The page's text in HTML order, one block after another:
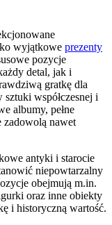
wyjątkowe prezenty
pozycje
detal, jak i
gratkę dla
współczesnej i
albumy, pełne
nawet
antyki i starocie
niepowtarzalny
obejmują m.in.
oraz inne obiekty
i historyczną wartość.